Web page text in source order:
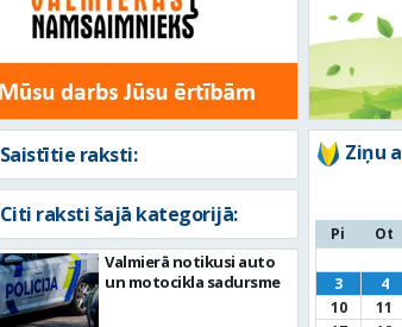
Saistītie raksti:
Citi raksti šajā kategorijā:
Valmierā notikusi auto
un motocikla sadursme
Ziņu
Pi Ot
3
4
10
11